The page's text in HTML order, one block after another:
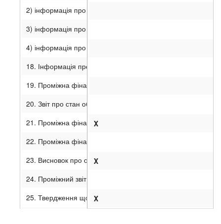
X
X
X
2) інформація про розмір іпотечного покриття та його
3) інформація про співвідношення розміру іпотечного
4) інформація про заміни іпотечних активів у складі
18. Інформація про заміну фінансової установи, яка
19. Проміжна фінансова звітність поручителя
20. Звіт про стан об’єкта нерухомості (у разі емісії
21. Проміжна фінансова звітність емітента, складена за
22. Проміжна фінансова звітність емітента, складена за
23. Висновок про огляд проміжної фінансової звітності,
24. Проміжний звіт керівництва.
25. Твердження щодо проміжної інформації.